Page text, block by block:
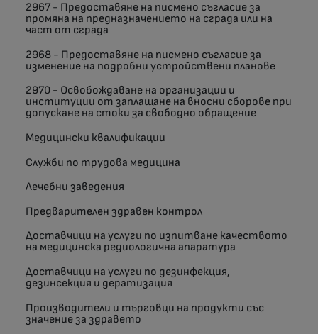
2967 - Предоставяне на писмено съгласие за
промяна на предназначението на сграда или на
част от сграда
2968 - Предоставяне на писмено съгласие за
изменение на подробни устройствени планове
2970 - Освобождаване на организации и
институции от заплащане на вносни сборове при
допускане на стоки за свободно обращение
Медицински квалификации
Служби по трудова медицина
Лечебни заведения
Предварителен здравен контрол
Доставчици на услуги по изпитване качеството
на медицинска редиологична апаратура
Доставчици на услуги по дезинфекция,
дезинсекция и дератизация
Производители и търговци на продукти със
значение за здравето